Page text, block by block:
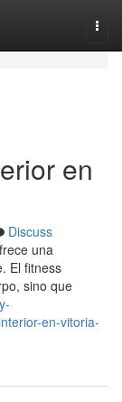
en
Discuss
una
El fitness
sino que
en-vitoria-